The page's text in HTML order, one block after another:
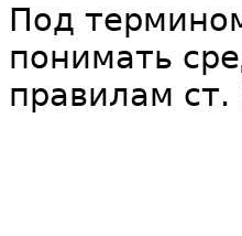
Под
понимать
правилам